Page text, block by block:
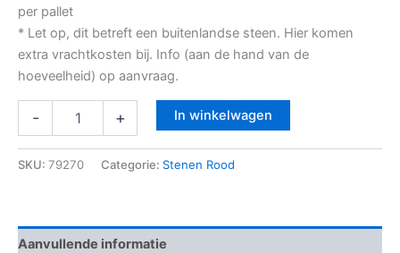
per pallet
* Let op, dit betreft een buitenlandse steen. Hier komen
extra vrachtkosten bij. Info (aan de hand van de
hoeveelheid) op aanvraag.
- + In winkelwagen
SKU: 79270 Categorie: Stenen Rood
Aanvullende informatie